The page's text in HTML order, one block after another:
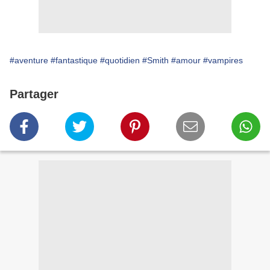
#aventure #fantastique #quotidien #Smith #amour #vampires
Partager